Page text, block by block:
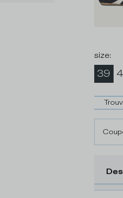
size:
39